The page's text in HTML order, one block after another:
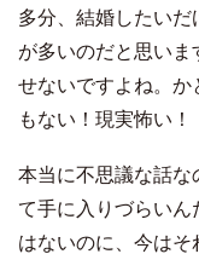
多分、結婚したいだ
が多いのだと思い
せないですよね。 か
もない！現実怖い！
本当に不思議な話な
て手に入りづらいん
はないのに、今はそ